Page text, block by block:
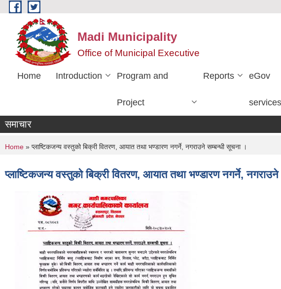
Skip to main content
Madi Municipality
Office of Municipal Executive
Home Introduction Program and
Project
Reports eGov
services
समाचार
You are here
Home » प्लाष्टिकजन्य वस्तुको बिक्री वितरण, आयात तथा भण्डारण नगर्ने, नगराउने सम्बन्धी सूचना ।
प्लाष्टिकजन्य वस्तुको बिक्री वितरण, आयात तथा भण्डारण नगर्ने,